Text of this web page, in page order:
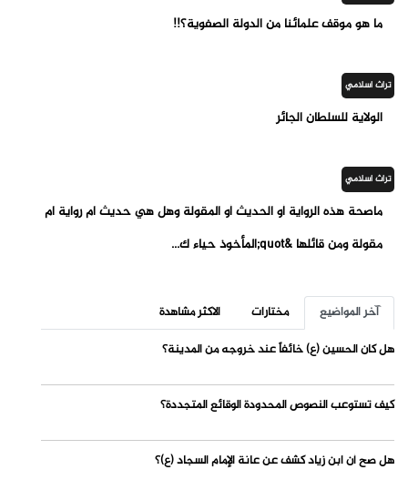
ما هو موقف علمائنا من الدولة الصفوية؟!!
تراث اسلامي
الولاية للسلطان الجائر
تراث اسلامي
ماصحة هذه الرواية أو الحديث أو المقولة وهل هي حديث ام رواية ام
مقولة ومن قائلها &quot;المأخوذ حياء ك...
آخر المواضيع مختارات
الاكثر مشاهدة
هل كان الحسين (ع) خائفاً عند خروجه من المدينة؟
كيف تستوعب النصوص المحدودة الوقائع المتجددة؟
هل صح أن ابن زياد كشف عن عانة الإمام السجاد (ع)؟